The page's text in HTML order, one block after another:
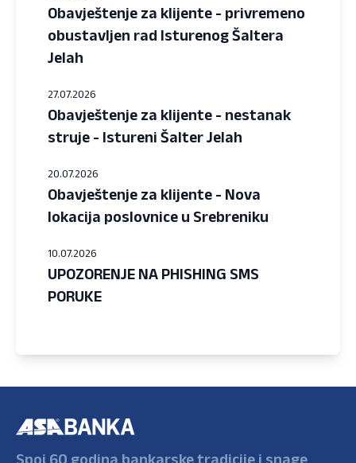
Obavještenje za klijente - privremeno
obustavljen rad Isturenog Šaltera
Jelah
27.07.2026
Obavještenje za klijente - nestanak
struje - Istureni Šalter Jelah
20.07.2026
Obavještenje za klijente - Nova
lokacija poslovnice u Srebreniku
10.07.2026
UPOZORENJE NA PHISHING SMS
PORUKE
Spoj 60 godina bankarske tradicije i snage